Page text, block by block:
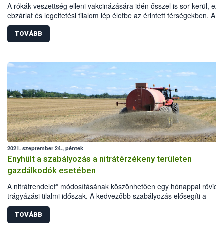
A rókák veszettség elleni vakcinázására idén ősszel is sor kerül,
ebzárlat és legeltetési tilalom lép életbe az érintett térségekben. A
repülőgépes vakcinázás 2021. október 2-16. között zajlik hazánk
keleti megyéiben.
TOVÁBB
2021. szeptember 24., péntek
Enyhült a szabályozás a nitrátérzékeny területen
gazdálkodók esetében
A nitrátrendelet* módosításának köszönhetően egy hónappal
trágyázási tilalmi időszak. A kedvezőbb szabályozás elősegíti a
nitrátérzékeny területen gazdálkodók termésmennyiségének és -
minőségének javítását, ezáltal pozitívan befolyásolja a
versenyképességüket, valamint a hazai növénytermesztés
TOVÁBB